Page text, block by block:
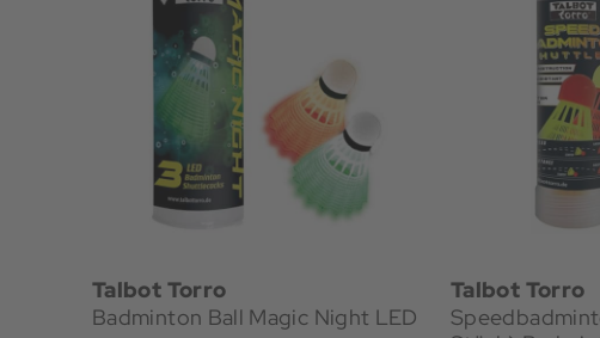
Talbot Torro
Badminton Ball Magic Night LED
Talbot Torro